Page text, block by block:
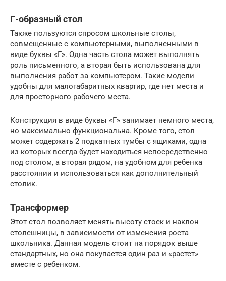
Г-образный стол
Также пользуются спросом школьные столы,
совмещенные с компьютерными, выполненными в
виде буквы «Г». Одна часть стола может выполнять
роль письменного, а вторая быть использована для
выполнения работ за компьютером. Такие модели
удобны для малогабаритных квартир, где нет места и
для просторного рабочего места.
Конструкция в виде буквы «Г» занимает немного места,
но максимально функциональна. Кроме того, стол
может содержать 2 подкатных тумбы с ящиками, одна
из которых всегда будет находиться непосредственно
под столом, а вторая рядом, на удобном для ребенка
расстоянии и использоваться как дополнительный
столик.
Трансформер
Этот стол позволяет менять высоту стоек и наклон
столешницы, в зависимости от изменения роста
школьника. Данная модель стоит на порядок выше
стандартных, но она покупается один раз и «растет»
вместе с ребенком.